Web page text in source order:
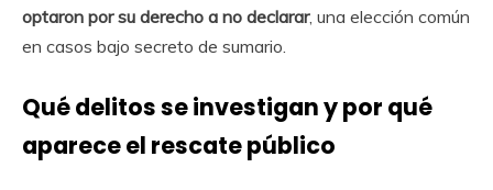
optaron por su derecho a no declarar, una elección común
en casos bajo secreto de sumario.
Qué delitos se investigan y por qué
aparece el rescate público